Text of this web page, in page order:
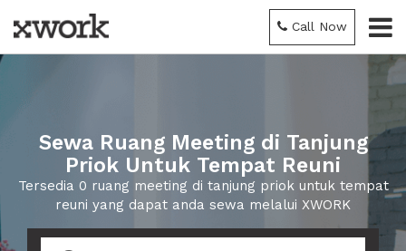
Call Now
Sewa Ruang Meeting di Tanjung
Priok Untuk Tempat Reuni
Tersedia 0 ruang meeting di tanjung priok untuk tempat
reuni yang dapat anda sewa melalui XWORK